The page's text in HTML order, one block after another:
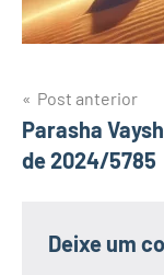
Navegação
de
Post anterior
Parasha
de 2024/5785
Deixe um